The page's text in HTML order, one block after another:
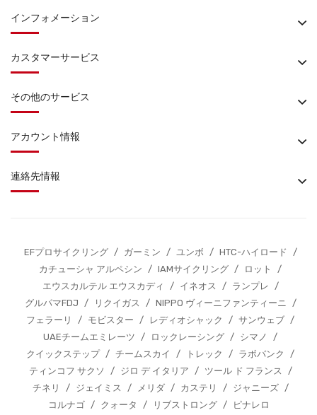
インフォメーション
カスタマーサービス
その他のサービス
アカウント情報
連絡先情報
EFプロサイクリング / ガーミン / ユンボ / HTC-ハイロード /
カチューシャ アルペシン / IAMサイクリング / ロット
/
エウスカルテル エウスカディ
/ イネオス / ランプレ /
グルパマFDJ / リクイガス / NIPPO ヴィーニファンティーニ /
フェラーリ
/ モビスター / レディオシャック / サンウェブ /
UAEチームエミレーツ / ロックレーシング / シマノ
/
クイックステップ / チームスカイ / トレック / ラボバンク
/
ティンコフ サクソ
/ ジロ デ イタリア / ツール ド フランス
/
チネリ
/ ジェイミス / メリダ / カステリ / ジャニーズ /
コルナゴ / クォータ / リブストロング / ピナレロ